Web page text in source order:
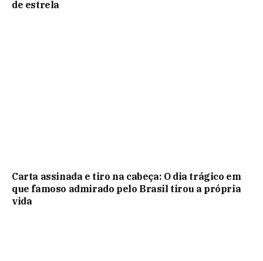
de estrela
Carta assinada e tiro na cabeça: O dia trágico em
que famoso admirado pelo Brasil tirou a própria
vida